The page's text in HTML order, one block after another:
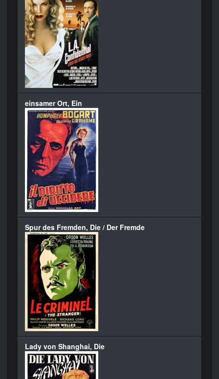
einsamer Ort, Ein
Spur des Fremden, Die / Der Fremde
Lady von Shanghai, Die